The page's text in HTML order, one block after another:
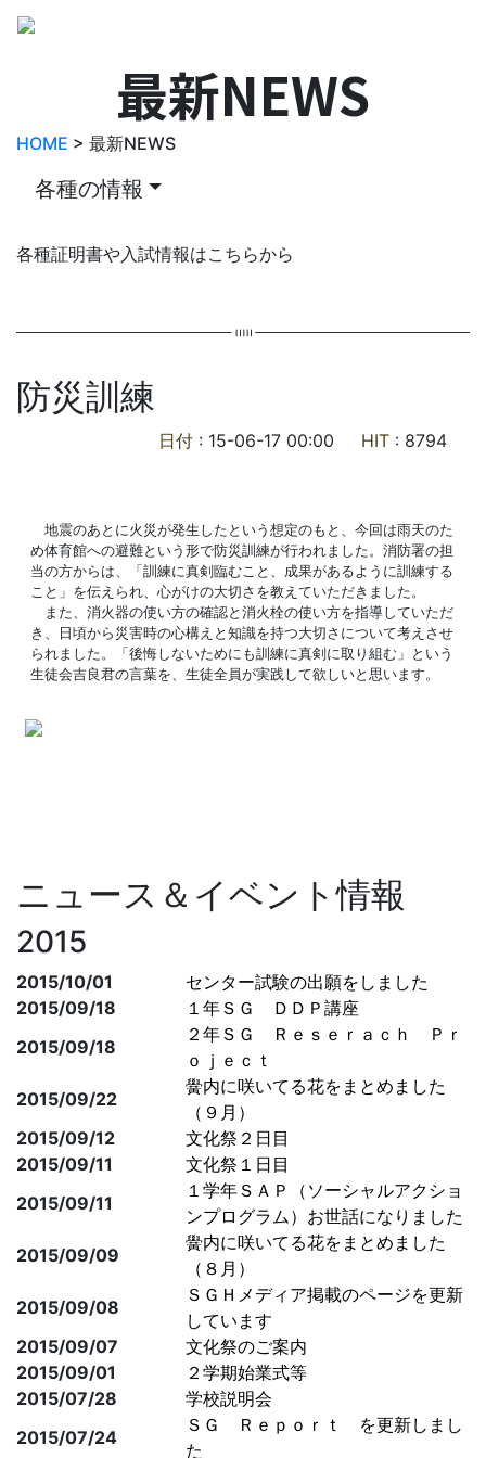
最新NEWS
HOME > 最新NEWS
各種の情報
各種証明書や入試情報はこちらから
防災訓練
日付 : 15-06-17 00:00 HIT : 8794
地震のあとに火災が発生したという想定のもと、今回は雨天のた
め体育館への避難という形で防災訓練が行われました。消防署の担
当の方からは、「訓練に真剣臨むこと、成果があるように訓練する
こと」を伝えられ、心がけの大切さを教えていただきました。
また、消火器の使い方の確認と消火栓の使い方を指導していただ
き、日頃から災害時の心構えと知識を持つ大切さについて考えさせ
られました。「後悔しないためにも訓練に真剣に取り組む」という
生徒会吉良君の言葉を、生徒全員が実践して欲しいと思います。
ニュース＆イベント情報
2015
2015/10/01
センター試験の出願をしました
2015/09/18
１年ＳＧ ＤＤＰ講座
2015/09/18
２年ＳＧ Ｒｅｓｅｒａｃｈ Ｐｒ
ｏｊｅｃｔ
2015/09/22
黌内に咲いてる花をまとめました
（９月）
2015/09/12
文化祭２日目
2015/09/11
文化祭１日目
2015/09/11
１学年ＳＡＰ（ソーシャルアクショ
ンプログラム）お世話になりました
2015/09/09
黌内に咲いてる花をまとめました
（８月）
2015/09/08
ＳＧＨメディア掲載のページを更新
しています
2015/09/07
文化祭のご案内
2015/09/01
２学期始業式等
2015/07/28
学校説明会
2015/07/24
ＳＧ Ｒｅｐｏｒｔ を更新しまし
た